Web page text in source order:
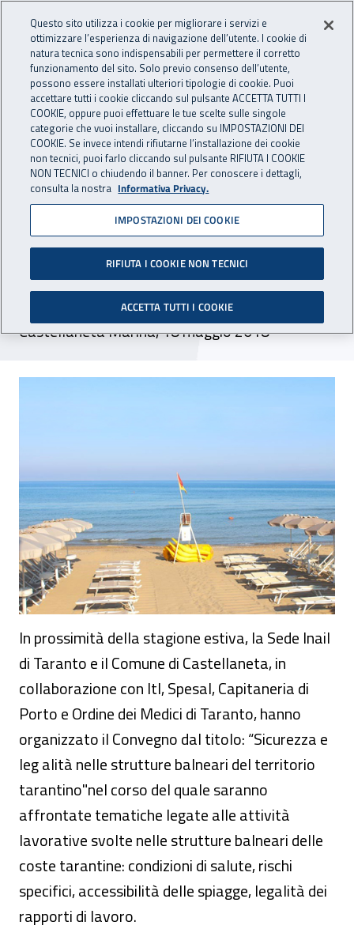
INAIL - Istituto Nazionale
Apri cerca
Navigazione principale
Navigazione - Ti trovi in:
Home Inail comunica Eventi
18 maggio 2018
Sicurezza e legalità nelle
strutture balneari del
territorio tarantino
Castellaneta Marina, 18 maggio 2018
In prossimità della stagione estiva, la Sede Inail
di Taranto e il Comune di Castellaneta, in
collaborazione con Itl, Spesal, Capitaneria di
Porto e Ordine dei Medici di Taranto, hanno
organizzato il Convegno dal titolo: “Sicurezza e
leg alità nelle strutture balneari del territorio
tarantino"nel corso del quale saranno
affrontate tematiche legate alle attività
lavorative svolte nelle strutture balneari delle
coste tarantine: condizioni di salute, rischi
specifici, accessibilità delle spiagge, legalità dei
rapporti di lavoro.
Questo sito utilizza i cookie per migliorare i servizi e
ottimizzare l’esperienza di navigazione dell’utente. I cookie di
natura tecnica sono indispensabili per permettere il corretto
funzionamento del sito. Solo previo consenso dell’utente,
possono essere installati ulteriori tipologie di cookie. Puoi
accettare tutti i cookie cliccando sul pulsante ACCETTA TUTTI I
COOKIE, oppure puoi effettuare le tue scelte sulle singole
categorie che vuoi installare, cliccando su IMPOSTAZIONI DEI
COOKIE. Se invece intendi rifiutarne l’installazione dei cookie
non tecnici, puoi farlo cliccando sul pulsante RIFIUTA I COOKIE
NON TECNICI o chiudendo il banner. Per conoscere i dettagli,
consulta la nostra Informativa Privacy.
IMPOSTAZIONI DEI COOKIE
RIFIUTA I COOKIE NON TECNICI
ACCETTA TUTTI I COOKIE